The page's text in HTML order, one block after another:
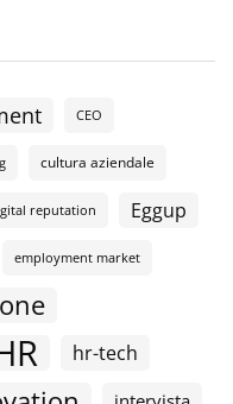
CEO
cultura aziendale
reputation Eggup
employment market
hr-tech